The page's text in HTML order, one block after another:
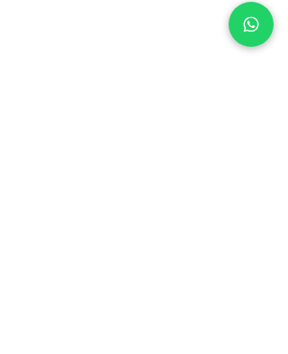
Rua Pero Nunes, 246 - Chácara Santo
Antônio (Zona Leste), São Paulo - SP,